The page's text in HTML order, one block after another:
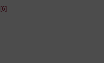
[6]